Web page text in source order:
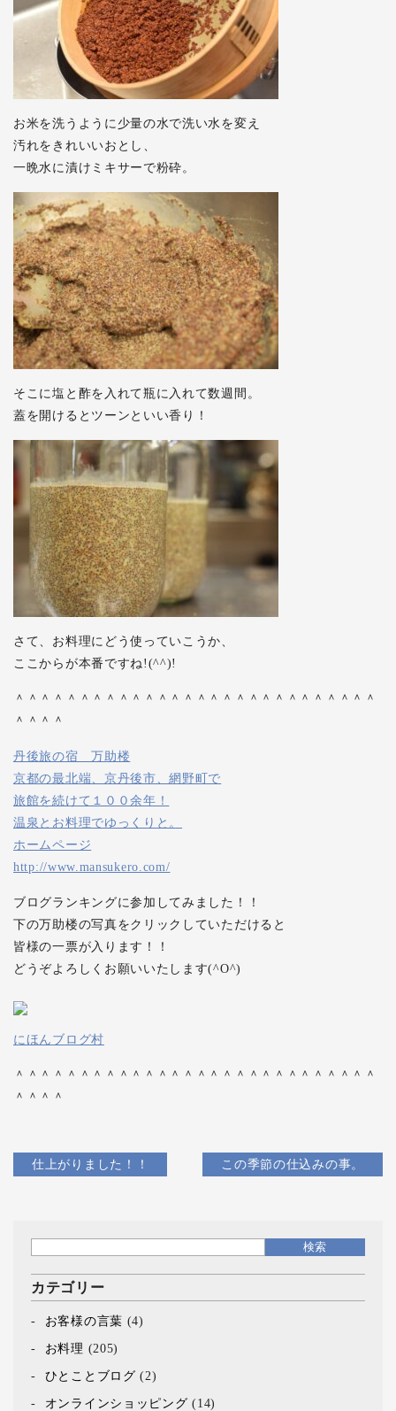
お米を洗うように少量の水で洗い水を変え
汚れをきれいいおとし、
一晩水に漬けミキサーで粉砕。
そこに塩と酢を入れて瓶に入れて数週間。
蓋を開けるとツーンといい香り！
さて、お料理にどう使っていこうか、
ここからが本番ですね!(^^)!
＾＾＾＾＾＾＾＾＾＾＾＾＾＾＾＾＾＾＾＾＾＾＾＾＾＾＾＾
＾＾＾＾
丹後旅の宿 万助楼
京都の最北端、京丹後市、網野町で
旅館を続けて１００余年！
温泉とお料理でゆっくりと。
ホームページ
http://www.mansukero.com/
ブログランキングに参加してみました！！
下の万助楼の写真をクリックしていただけると
皆様の一票が入ります！！
どうぞよろしくお願いいたします(^O^)
にほんブログ村
＾＾＾＾＾＾＾＾＾＾＾＾＾＾＾＾＾＾＾＾＾＾＾＾＾＾＾＾
＾＾＾＾
仕上がりました！！ この季節の仕込みの事。
カテゴリー
お客様の言葉 (4)
お料理 (205)
ひとことブログ (2)
オンラインショッピング (14)